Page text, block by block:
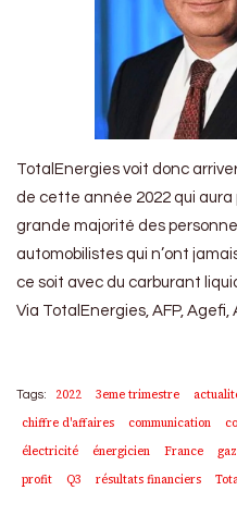
TotalEnergies voit donc
de cette année 2022 qui
grande majorité des
automobilistes qui n’ont
ce soit avec du carburant
Via TotalEnergies, AFP, Agefi,
Tags: 2022 3eme trimestre
chiffre d'affaires
communication
électricité
énergicien France gaz
profit
Q3 résultats financiers